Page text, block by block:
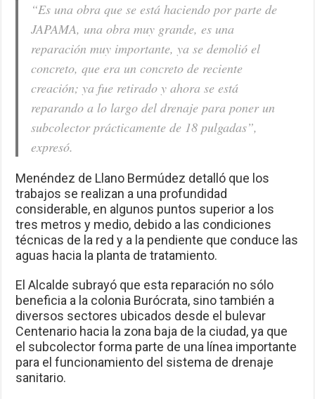
“Es una obra que se está haciendo por parte de
JAPAMA, una obra muy grande, es una
reparación muy importante, ya se demolió el
concreto, que era un concreto de reciente
creación; ya fue retirado y ahora se está
reparando a lo largo del drenaje para poner un
subcolector prácticamente de 18 pulgadas”,
expresó.
Menéndez de Llano Bermúdez detalló que los
trabajos se realizan a una profundidad
considerable, en algunos puntos superior a los
tres metros y medio, debido a las condiciones
técnicas de la red y a la pendiente que conduce las
aguas hacia la planta de tratamiento.
El Alcalde subrayó que esta reparación no sólo
beneficia a la colonia Burócrata, sino también a
diversos sectores ubicados desde el bulevar
Centenario hacia la zona baja de la ciudad, ya que
el subcolector forma parte de una línea importante
para el funcionamiento del sistema de drenaje
sanitario.